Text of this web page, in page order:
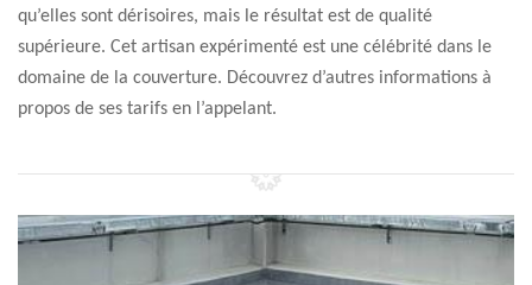
qu’elles sont dérisoires, mais le résultat est de qualité
supérieure. Cet artisan expérimenté est une célébrité dans le
domaine de la couverture. Découvrez d’autres informations à
propos de ses tarifs en l’appelant.